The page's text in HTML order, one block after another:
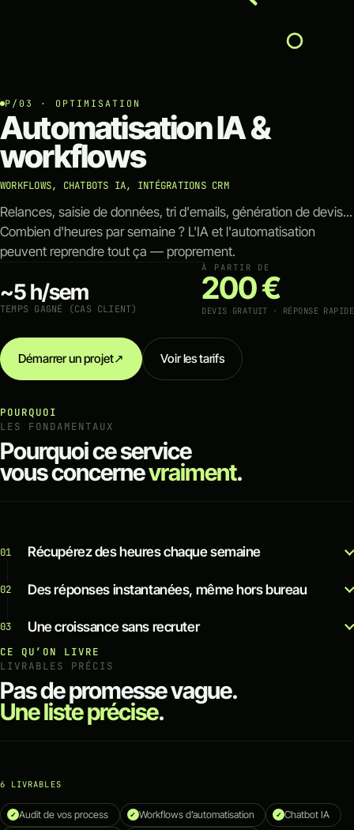
P/03 · OPTIMISATION
Automatisation IA &
workflows
WORKFLOWS, CHATBOTS IA, INTÉGRATIONS CRM
Relances, saisie de données, tri d'emails, génération de devis...
Combien d'heures par semaine ? L'IA et l'automatisation
peuvent reprendre tout ça — proprement.
~5 h/sem
TEMPS GAGNÉ (CAS CLIENT)
À PARTIR DE
200 €
DEVIS GRATUIT · RÉPONSE RAPIDE
Démarrer un projet↗ Voir les tarifs
POURQUOI
LES FONDAMENTAUX
Pourquoi ce service
vous concernevraiment.
01 Récupérez des heures chaque semaine
02 Des réponses instantanées, même hors bureau
03 Une croissance sans recruter
CE QU’ON LIVRE
LIVRABLES PRÉCIS
Pas de promesse vague.
Une liste précise.
6 LIVRABLES
✓ Audit de vos process ✓ Workflows d’automatisation ✓ Chatbot IA